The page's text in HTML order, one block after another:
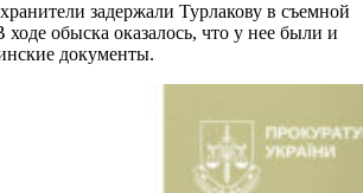
задержали Турлакову в съемной
обыска оказалось, что у нее были и
документы.